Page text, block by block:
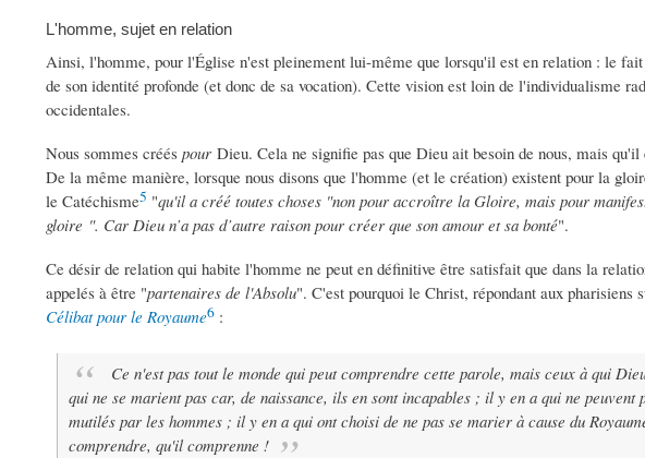
L'homme, sujet en relation
Ainsi, l'homme, pour l'Église n'est pleinement lui-même que lorsqu'il est en relation : le
de son identité profonde (et donc de sa vocation). Cette vision est loin de l'individualisme
occidentales.
Nous sommes créés pour Dieu. Cela ne signifie pas que Dieu ait besoin de nous, mais qu'il
De la même manière, lorsque nous disons que l'homme (et le création) existent pour la
le Catéchisme5 "qu'il a créé toutes choses "non pour accroître la Gloire, mais pour
gloire ". Car Dieu n’a pas d’autre raison pour créer que son amour et sa bonté".
Ce désir de relation qui habite l'homme ne peut en définitive être satisfait que dans la
appelés à être "partenaires de l'Absolu". C'est pourquoi le Christ, répondant aux pharisiens
Célibat pour le Royaume6 :
Ce n'est pas tout le monde qui peut comprendre cette parole, mais ceux à qui
qui ne se marient pas car, de naissance, ils en sont incapables ; il y en a qui ne
mutilés par les hommes ; il y en a qui ont choisi de ne pas se marier à cause du
comprendre, qu'il comprenne !